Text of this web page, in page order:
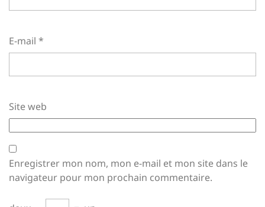
E-mail *
Site web
Enregistrer mon nom, mon e-mail et mon site dans le
navigateur pour mon prochain commentaire.